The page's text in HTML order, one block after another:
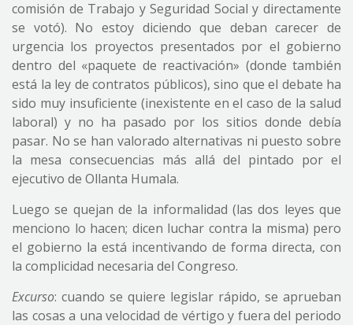
comisión de Trabajo y Seguridad Social y directamente
se votó). No estoy diciendo que deban carecer de
urgencia los proyectos presentados por el gobierno
dentro del «paquete de reactivación» (donde también
está la ley de contratos públicos), sino que el debate ha
sido muy insuficiente (inexistente en el caso de la salud
laboral) y no ha pasado por los sitios donde debía
pasar. No se han valorado alternativas ni puesto sobre
la mesa consecuencias más allá del pintado por el
ejecutivo de Ollanta Humala.
Luego se quejan de la informalidad (las dos leyes que
menciono lo hacen; dicen luchar contra la misma) pero
el gobierno la está incentivando de forma directa, con
la complicidad necesaria del Congreso.
Excurso: cuando se quiere legislar rápido, se aprueban
las cosas a una velocidad de vértigo y fuera del periodo